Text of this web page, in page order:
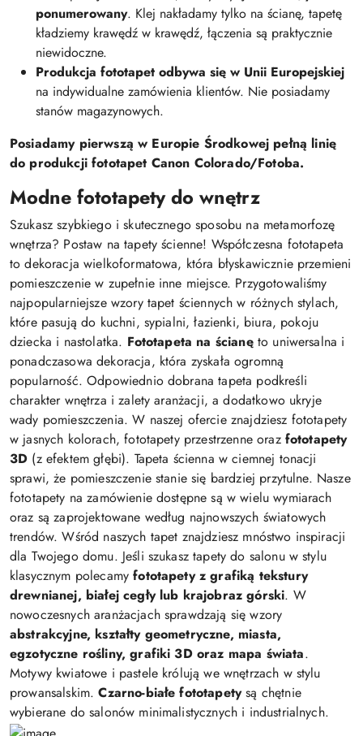
ponumerowany. Klej nakładamy tylko na ścianę, tapetę
kładziemy krawędź w krawędź, łączenia są praktycznie
niewidoczne.
Produkcja fototapet odbywa się w Unii Europejskiej
na indywidualne zamówienia klientów. Nie posiadamy
stanów magazynowych.
Posiadamy pierwszą w Europie Środkowej pełną linię
do produkcji fototapet Canon Colorado/Fotoba.
Modne fototapety do wnętrz
Szukasz szybkiego i skutecznego sposobu na metamorfozę
wnętrza? Postaw na tapety ścienne! Współczesna fototapeta
to dekoracja wielkoformatowa, która błyskawicznie przemieni
pomieszczenie w zupełnie inne miejsce. Przygotowaliśmy
najpopularniejsze wzory tapet ściennych w różnych stylach,
które pasują do kuchni, sypialni, łazienki, biura, pokoju
dziecka i nastolatka. Fototapeta na ścianęto uniwersalna i
ponadczasowa dekoracja, która zyskała ogromną
popularność. Odpowiednio dobrana tapeta podkreśli
charakter wnętrza i zalety aranżacji, a dodatkowo ukryje
wady pomieszczenia. W naszej ofercie znajdziesz fototapety
w jasnych kolorach, fototapety przestrzenne oraz fototapety
3D (z efektem głębi). Tapeta ścienna w ciemnej tonacji
sprawi, że pomieszczenie stanie się bardziej przytulne. Nasze
fototapety na zamówienie dostępne są w wielu wymiarach
oraz są zaprojektowane według najnowszych światowych
trendów. Wśród naszych tapet znajdziesz mnóstwo inspiracji
dla Twojego domu. Jeśli szukasz tapety do salonu w stylu
klasycznym polecamyfototapety z grafiką tekstury
drewnianej, białej cegły lub krajobraz górski. W
nowoczesnych aranżacjach sprawdzają się wzory
abstrakcyjne, kształty geometryczne, miasta,
egzotyczne rośliny, grafiki 3D oraz mapa świata.
Motywy kwiatowe i pastele królują we wnętrzach w stylu
prowansalskim.Czarno-białe fototapetysą chętnie
wybierane do salonów minimalistycznych i industrialnych.